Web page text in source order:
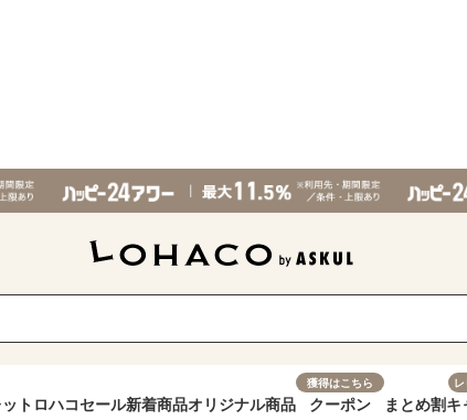
ト ロハコセール新着商品オリジナル商品
獲得はこちら
クーポン まとめ割キ